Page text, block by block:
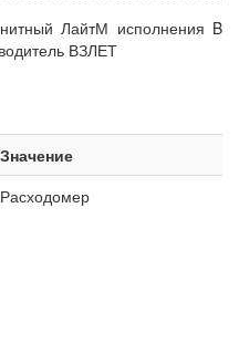
ЛайтМ исполнения B
ВЗЛЕТ
Значение
Расходомер